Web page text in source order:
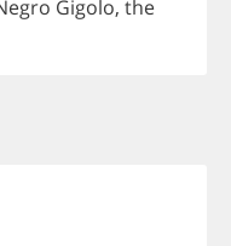
Gigolo, the